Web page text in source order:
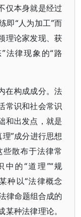
仅本身就是经过
即“人为加工”而
理论家发现、获
法律现象的“路
在构成成分。法
常识和社会常识
和出发点，就是
理”成分进行思想
散布于法律常
的“道理”“规
种以“法律概念
律命题组合成的
种法律理论。